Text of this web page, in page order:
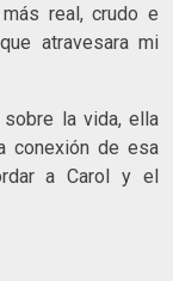
real, crudo e
atravesara mi
la vida, ella
conexión de esa
a Carol y el